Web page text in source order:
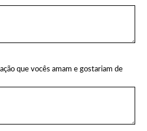
que vocês amam e gostariam de